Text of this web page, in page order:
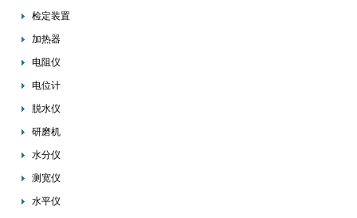
检定装置
加热器
电阻仪
电位计
脱水仪
研磨机
水分仪
测宽仪
水平仪